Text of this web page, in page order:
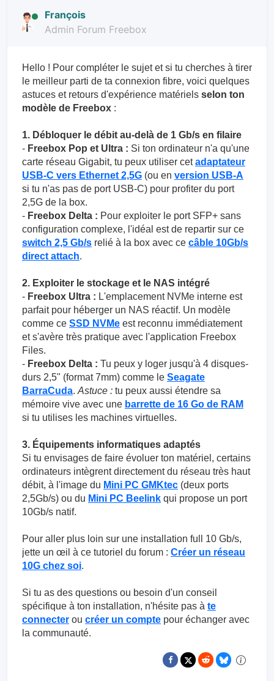
François
Admin Forum Freebox
Hello ! Pour compléter le sujet et si tu cherches à tirer
le meilleur parti de ta connexion fibre, voici quelques
astuces et retours d'expérience matériels selon ton
modèle de Freebox :
1. Débloquer le débit au-delà de 1 Gb/s en filaire
- Freebox Pop et Ultra : Si ton ordinateur n'a qu'une
carte réseau Gigabit, tu peux utiliser cetadaptateur
USB-C vers Ethernet 2,5G (ou en version USB-A
si tu n'as pas de port USB-C) pour profiter du port
2,5G de la box.
- Freebox Delta : Pour exploiter le port SFP+ sans
configuration complexe, l'idéal est de repartir sur ce
switch 2,5 Gb/s relié à la box avec ce câble 10Gb/s
direct attach.
2. Exploiter le stockage et le NAS intégré
- Freebox Ultra : L'emplacement NVMe interne est
parfait pour héberger un NAS réactif. Un modèle
comme ce SSD NVMe est reconnu immédiatement
et s'avère très pratique avec l'application Freebox
Files.
- Freebox Delta : Tu peux y loger jusqu'à 4 disques-
durs 2,5" (format 7mm) comme le Seagate
BarraCuda. Astuce : tu peux aussi étendre sa
mémoire vive avec une barrette de 16 Go de RAM
si tu utilises les machines virtuelles.
3. Équipements informatiques adaptés
Si tu envisages de faire évoluer ton matériel, certains
ordinateurs intègrent directement du réseau très haut
débit, à l'image du Mini PC GMKtec (deux ports
2,5Gb/s) ou du Mini PC Beelink qui propose un port
10Gb/s natif.
Pour aller plus loin sur une installation full 10 Gb/s,
jette un œil à ce tutoriel du forum : Créer un réseau
10G chez soi.
Si tu as des questions ou besoin d'un conseil
spécifique à ton installation, n'hésite pas à te
connecter ou créer un compte pour échanger avec
la communauté.